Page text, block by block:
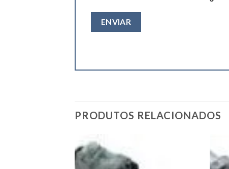
PRODUTOS RELACIONADOS